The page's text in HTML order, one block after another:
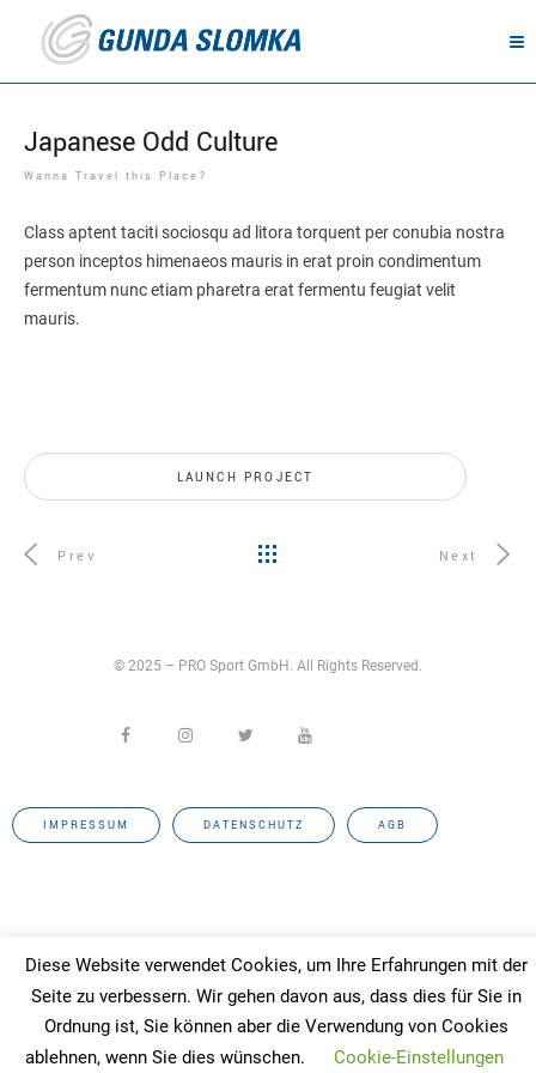
Japanese Odd Culture
Wanna Travel this Place?
Class aptent taciti sociosqu ad litora torquent per conubia nostra
person inceptos himenaeos mauris in erat proin condimentum
fermentum nunc etiam pharetra erat fermentu feugiat velit
mauris.
LAUNCH PROJECT
Prev Next
© 2025 – PRO Sport GmbH. All Rights Reserved.
IMPRESSUM DATENSCHUTZ AGB
Diese Website verwendet Cookies, um Ihre Erfahrungen mit der
Seite zu verbessern. Wir gehen davon aus, dass dies für Sie in
Ordnung ist, Sie können aber die Verwendung von Cookies
ablehnen, wenn Sie dies wünschen.
Cookie-Einstellungen